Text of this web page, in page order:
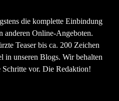
die komplette Einbindung
anderen Online-Angeboten.
Teaser bis ca. 200 Zeichen
in unseren Blogs. Wir behalten
Schritte vor. Die Redaktion!